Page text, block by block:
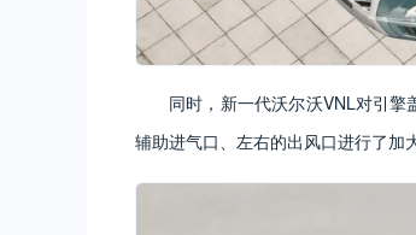
同时，新一代沃尔沃VNL对引
辅助进气口、左右的出风口进行了加